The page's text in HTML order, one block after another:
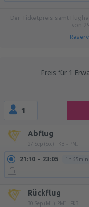
Der Ticketpreis samt
von
Preis für 1
1
Abflug
27 Sep (So.) FKB - PMI
21:10 23:05 1h 55min
Rückflug
30 Sep (Mi.) PMI - FKB